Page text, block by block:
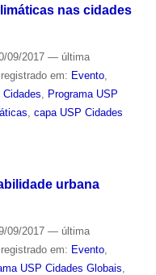
nas cidades
09/2017 — última
em: Evento,
Cidades
Programa USP
capa USP Cidades
urbana
09/2017 — última
em: Evento,
USP Cidades Globais